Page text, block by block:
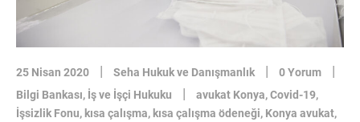
25 Nisan 2020 | Seha Hukuk ve Danışmanlık | 0 Yorum |
Bilgi Bankası, İş ve İşçi Hukuku | avukat Konya,Covid-19,
İşsizlik Fonu, kısa çalışma, kısa çalışma ödeneği, Konya avukat,